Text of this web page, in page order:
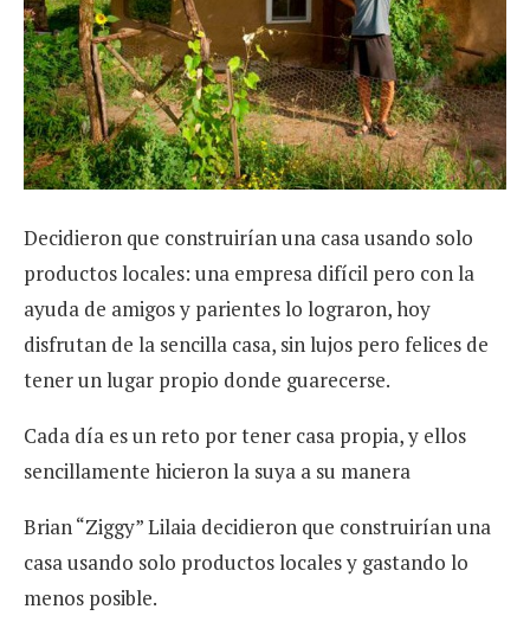
Decidieron que construirían una casa usando solo
productos locales: una empresa difícil pero con la
ayuda de amigos y parientes lo lograron, hoy
disfrutan de la sencilla casa, sin lujos pero felices de
tener un lugar propio donde guarecerse.
Cada día es un reto por tener casa propia, y ellos
sencillamente hicieron la suya a su manera
Brian “Ziggy” Lilaia decidieron que construirían una
casa usando solo productos locales y gastando lo
menos posible.